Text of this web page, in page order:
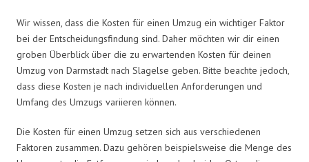
Wir wissen, dass die Kosten für einen Umzug ein wichtiger Faktor
bei der Entscheidungsfindung sind. Daher möchten wir dir einen
groben Überblick über die zu erwartenden Kosten für deinen
Umzug von Darmstadt nach Slagelse geben. Bitte beachte jedoch,
dass diese Kosten je nach individuellen Anforderungen und
Umfang des Umzugs variieren können.
Die Kosten für einen Umzug setzen sich aus verschiedenen
Faktoren zusammen. Dazu gehören beispielsweise die Menge des